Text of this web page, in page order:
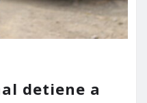
detiene a